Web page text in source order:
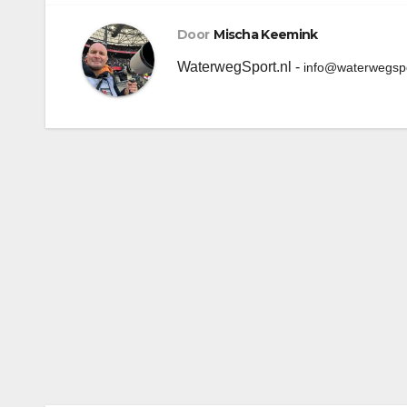
Door Mischa Keemink
WaterwegSport.nl -